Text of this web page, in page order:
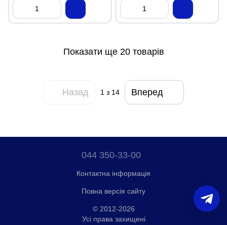
Показати ще 20 товарів
Назад 1 з 14 Вперед
044 350-33-00
Контактна інформація
Повна версія сайту
© 2012-2026
Усі права захищені